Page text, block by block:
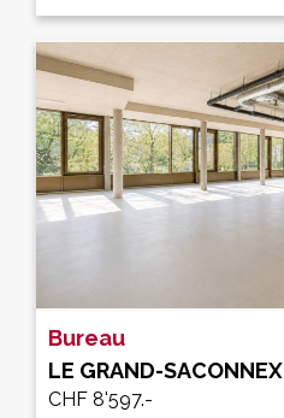
Bureau
LE GRAND-SACONNEX
CHF 8'597.-